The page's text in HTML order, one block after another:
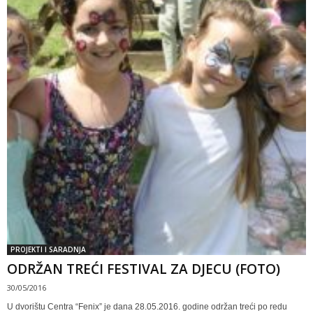
PROJEKTI I SARADNJA
ODRŽAN TREĆI FESTIVAL ZA DJECU (FOTO)
30/05/2016
U dvorištu Centra “Fenix” je dana 28.05.2016. godine održan treći po redu